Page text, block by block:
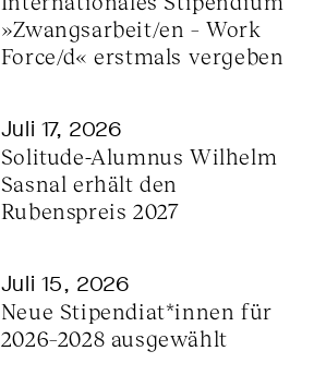
»Zwangsarbeit/en – Work
Force/d« erstmals vergeben
Juli 17, 2026
Solitude-Alumnus Wilhelm
Sasnal erhält den
Rubenspreis 2027
Juli 15, 2026
Neue Stipendiat*innen für
2026–2028 ausgewählt